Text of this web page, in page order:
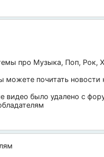
про Музыка, Поп, Рок,
можете почитать новости
видео было удалено с